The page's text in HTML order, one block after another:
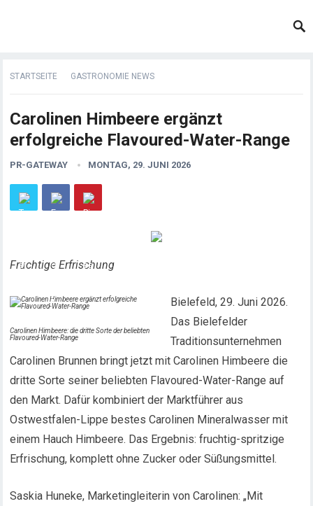
STARTSEITE GASTRONOMIE NEWS
Carolinen Himbeere ergänzt
erfolgreiche Flavoured-Water-Range
PR-GATEWAY MONTAG, 29. JUNI 2026
Fruchtige Erfrischung
Carolinen Himbeere: die dritte Sorte der beliebten
Flavoured-Water-Range
Bielefeld, 29. Juni 2026.
Das Bielefelder
Traditionsunternehmen
Carolinen Brunnen bringt jetzt mit Carolinen Himbeere die
dritte Sorte seiner beliebten Flavoured-Water-Range auf
den Markt. Dafür kombiniert der Marktführer aus
Ostwestfalen-Lippe bestes Carolinen Mineralwasser mit
einem Hauch Himbeere. Das Ergebnis: fruchtig-spritzige
Erfrischung, komplett ohne Zucker oder Süßungsmittel.
Saskia Huneke, Marketingleiterin von Carolinen: „Mit